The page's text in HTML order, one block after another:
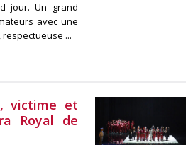
jour. Un grand
avec une
...
victime et
Royal de